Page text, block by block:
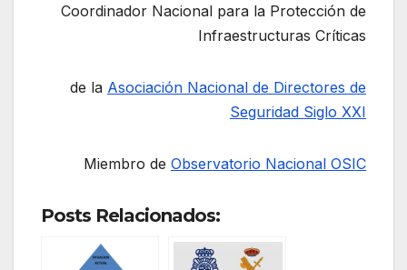
Coordinador Nacional para la Protección de
Infraestructuras Críticas
de la Asociación Nacional de Directores de
Seguridad Siglo XXI
Miembro de Observatorio Nacional OSIC
Posts Relacionados: